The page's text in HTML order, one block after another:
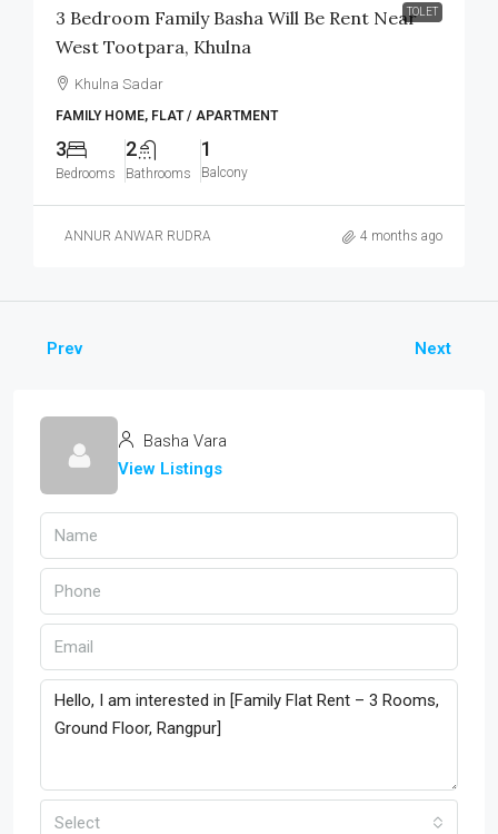
TOLET
3 Bedroom Family Basha Will Be Rent Near
West Tootpara, Khulna
Khulna Sadar
FAMILY HOME, FLAT / APARTMENT
3
Bedrooms
2
Bathrooms
1
Balcony
ANNUR ANWAR RUDRA 4 months ago
Prev Next
Basha Vara
View Listings
Select